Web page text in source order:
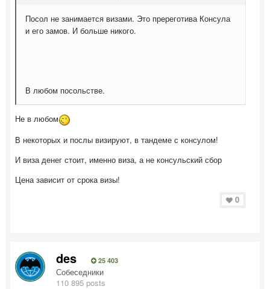
Посол не занимается визами. Это пререготива Консула
и его замов. И больше никого.
В любом посольстве.
Не в любом
В некоторых и послы визируют, в тандеме с консулом!
И виза денег стоит, именно виза, а не консульский сбор
Цена зависит от срока визы!
0
des 25 403
Собеседники
110 895 posts